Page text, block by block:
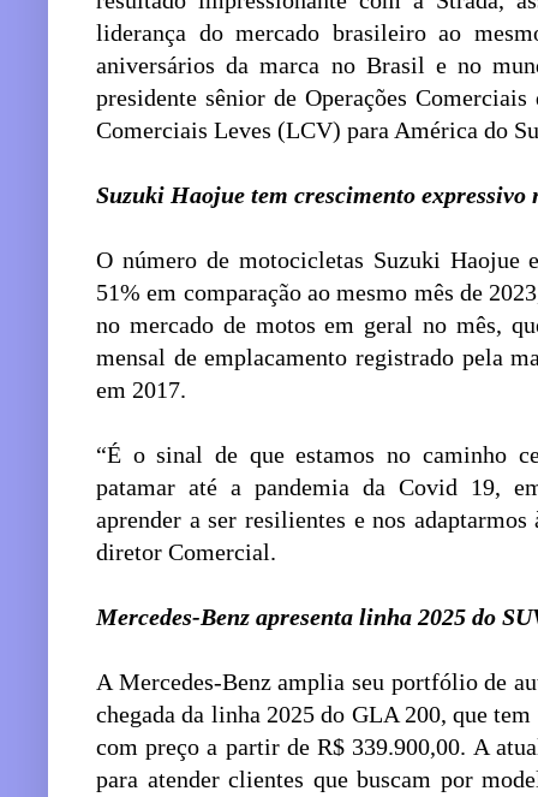
liderança do mercado brasileiro ao
aniversários da marca no Brasil e no
presidente sênior de Operações
Comerciais Leves (LCV) para América do
Suzuki Haojue tem crescimento expressivo
O número de motocicletas Suzuki Haojue
51% em comparação ao mesmo mês de
no mercado de motos em geral no mês,
mensal de emplacamento registrado pela
em 2017.
“É o sinal de que estamos no caminho
patamar até a pandemia da Covid 19,
aprender a ser resilientes e nos
diretor Comercial.
Mercedes-Benz apresenta linha 2025 do
A Mercedes-Benz amplia seu portfólio de
chegada da linha 2025 do GLA 200, que
com preço a partir de R$ 339.900,00. A
para atender clientes que buscam por